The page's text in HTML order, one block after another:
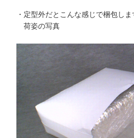
・定型外だとこんな感じで梱包しま
荷姿の写真